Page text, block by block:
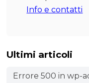
Info e contatti
Ultimi articoli
Errore 500 in wp-